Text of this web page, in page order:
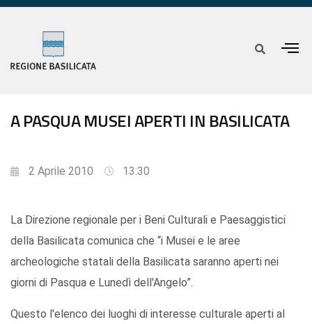
A PASQUA MUSEI APERTI IN BASILICATA
2 Aprile 2010 13:30
La Direzione regionale per i Beni Culturali e Paesaggistici
della Basilicata comunica che “i Musei e le aree
archeologiche statali della Basilicata saranno aperti nei
giorni di Pasqua e Lunedì dell'Angelo”.
Questo l'elenco dei luoghi di interesse culturale aperti al